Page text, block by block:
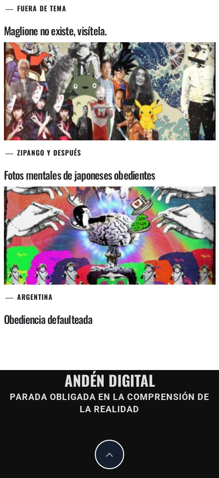
FUERA DE TEMA
Maglione no existe, visítela.
ZIPANGO Y DESPUÉS
Fotos mentales de japoneses obedientes
ARGENTINA
Obediencia defaulteada
ANDÉN DIGITAL
PARADA OBLIGADA EN LA COMPRENSIÓN DE
LA REALIDAD